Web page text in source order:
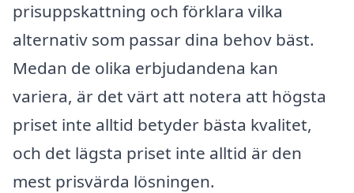
prisuppskattning och förklara vilka
alternativ som passar dina behov bäst.
Medan de olika erbjudandena kan
variera, är det värt att notera att högsta
priset inte alltid betyder bästa kvalitet,
och det lägsta priset inte alltid är den
mest prisvärda lösningen.